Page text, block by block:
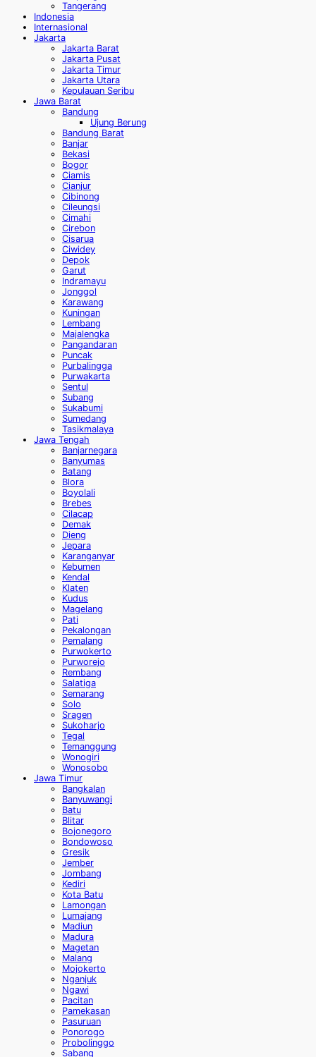
Tangerang
Indonesia
Internasional
Jakarta
Jakarta Barat
Jakarta Pusat
Jakarta Timur
Jakarta Utara
Kepulauan Seribu
Jawa Barat
Bandung
Ujung Berung
Bandung Barat
Banjar
Bekasi
Bogor
Ciamis
Cianjur
Cibinong
Cileungsi
Cimahi
Cirebon
Cisarua
Ciwidey
Depok
Garut
Indramayu
Jonggol
Karawang
Kuningan
Lembang
Majalengka
Pangandaran
Puncak
Purbalingga
Purwakarta
Sentul
Subang
Sukabumi
Sumedang
Tasikmalaya
Jawa Tengah
Banjarnegara
Banyumas
Batang
Blora
Boyolali
Brebes
Cilacap
Demak
Dieng
Jepara
Karanganyar
Kebumen
Kendal
Klaten
Kudus
Magelang
Pati
Pekalongan
Pemalang
Purwokerto
Purworejo
Rembang
Salatiga
Semarang
Solo
Sragen
Sukoharjo
Tegal
Temanggung
Wonogiri
Wonosobo
Jawa Timur
Bangkalan
Banyuwangi
Batu
Blitar
Bojonegoro
Bondowoso
Gresik
Jember
Jombang
Kediri
Kota Batu
Lamongan
Lumajang
Madiun
Madura
Magetan
Malang
Mojokerto
Nganjuk
Ngawi
Pacitan
Pamekasan
Pasuruan
Ponorogo
Probolinggo
Sabang